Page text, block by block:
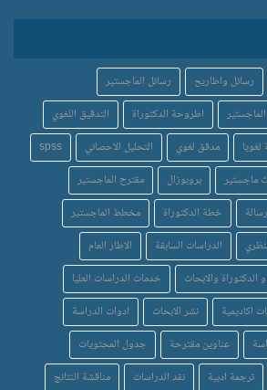
رسائل واطاريح
رسائل الماجستير
اطروحة الدكتوراة
التدقيق اللغوي
مدقق لغوي التحليل الاحصائي
spss
ماجستير بروبوزال
مقترح الماجستير
خطة الدكتوراة
مخطط الماجستير
الدراسات السابقة
الاطار العام
والابحاث
خدمات الدراسات العليا
اكاديمية نشر الابحاث
ادوات الدراسة
عناوين مقترحة
جدول المحتويات
ترجمة ادبية نقد الدراسات مناقشة النتائج